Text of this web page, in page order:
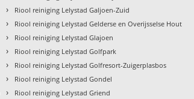
› Riool reiniging Lelystad Galjoen-Zuid
› Riool reiniging Lelystad Gelderse en Overijsselse Hout
› Riool reiniging Lelystad Glajoen
› Riool reiniging Lelystad Golfpark
› Riool reiniging Lelystad Golfresort-Zuigerplasbos
› Riool reiniging Lelystad Gondel
› Riool reiniging Lelystad Griend